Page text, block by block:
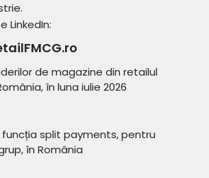
LinkedIn:
de magazine din retailul
în luna iulie 2026
split payments, pentru
în România